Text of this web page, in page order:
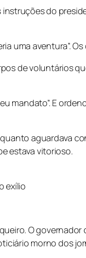
do
uma aventura”.
de voluntários
E
aguardava
estava vitorioso.
exílio
O
morno dos